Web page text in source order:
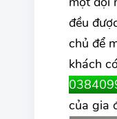
đều
chủ để
khách
của gia